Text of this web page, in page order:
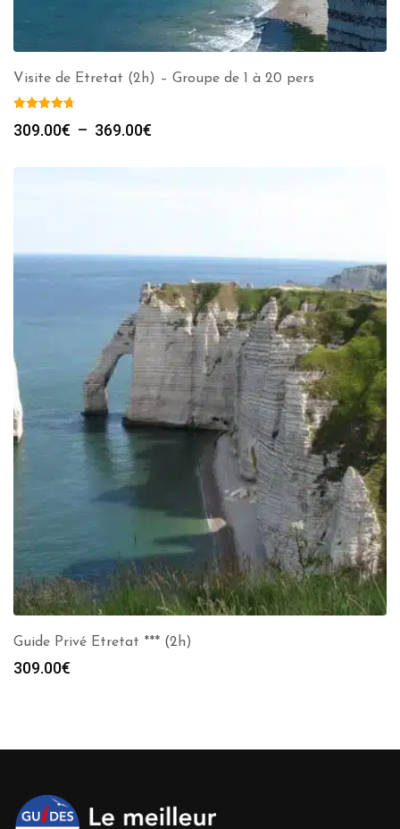
Visite de Etretat (2h) – Groupe de 1 à 20 pers
309.00€ – 369.00€
Guide Privé Etretat *** (2h)
309.00€